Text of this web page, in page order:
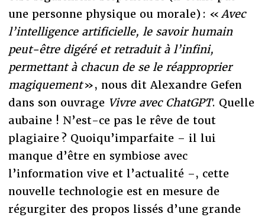
une personne physique ou morale) : «Avec
l’intelligence artificielle, le savoir humain
peut-être digéré et retraduit à l’infini,
permettant à chacun de se le réapproprier
magiquement», nous dit Alexandre Gefen
dans son ouvrage Vivre avec ChatGPT. Quelle
aubaine ! N’est-ce pas le rêve de tout
plagiaire ? Quoiqu’imparfaite – il lui
manque d’être en symbiose avec
l’information vive et l’actualité –, cette
nouvelle technologie est en mesure de
régurgiter des propos lissés d’une grande